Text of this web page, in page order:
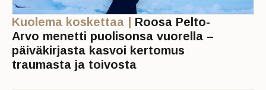
Kuolema koskettaa | Roosa Pelto-
Arvo menetti puolisonsa vuorella –
päiväkirjasta kasvoi kertomus
traumasta ja toivosta